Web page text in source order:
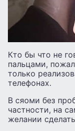
Кто бы что не
пальцами,
только
телефонах.
В сяоми без
частности, на
желании